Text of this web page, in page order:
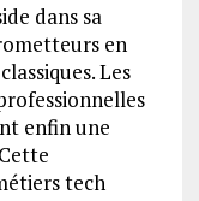
dans sa
en
Les
enfin une
tech